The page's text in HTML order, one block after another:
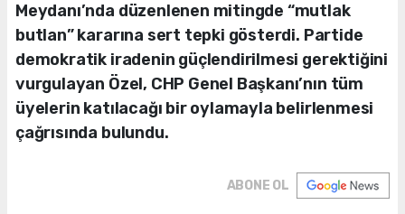
Meydanı’nda düzenlenen mitingde “mutlak
butlan” kararına sert tepki gösterdi. Partide
demokratik iradenin güçlendirilmesi gerektiğini
vurgulayan Özel, CHP Genel Başkanı’nın tüm
üyelerin katılacağı bir oylamayla belirlenmesi
çağrısında bulundu.
ABONE OL